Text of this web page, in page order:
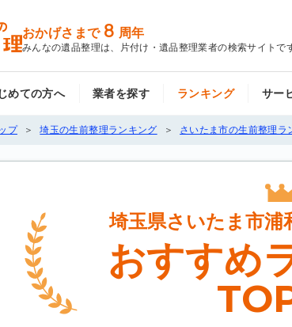
おかげさまで 8 周年
みんなの遺品整理は、片付け・遺品整理業者の検索サイトで
めての方へ 業者を探す ランキング サー
プ 埼玉の生前整理ランキング さいたま市の生前整理ラ
埼玉県さいたま市浦
おすすめ